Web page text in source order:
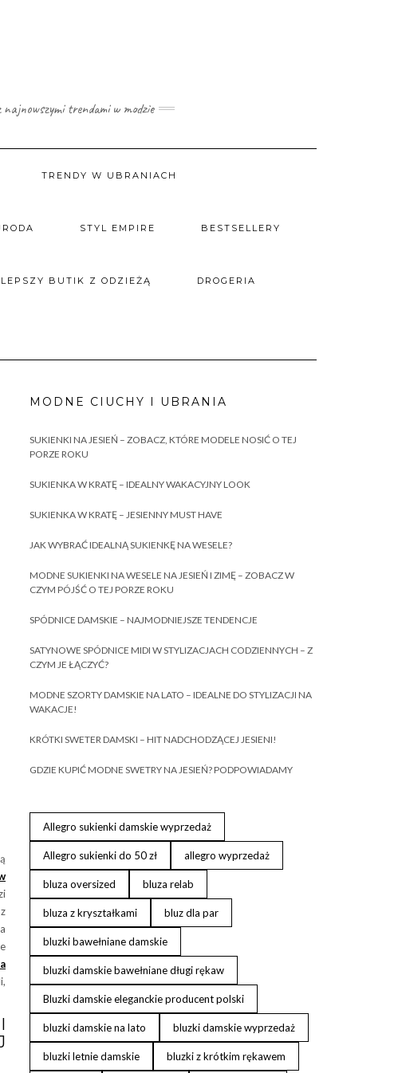
trendami w modzie
TRENDY W UBRANIACH
STYL EMPIRE BESTSELLERY
BUTIK Z ODZIEŻĄ DROGERIA
MODNE CIUCHY I UBRANIA
SUKIENKI NA JESIEŃ – ZOBACZ, KTÓRE MODELE NOSIĆ O TEJ
PORZE ROKU
SUKIENKA W KRATĘ – IDEALNY WAKACYJNY LOOK
SUKIENKA W KRATĘ – JESIENNY MUST HAVE
JAK WYBRAĆ IDEALNĄ SUKIENKĘ NA WESELE?
MODNE SUKIENKI NA WESELE NA JESIEŃ I ZIMĘ – ZOBACZ W
CZYM PÓJŚĆ O TEJ PORZE ROKU
SPÓDNICE DAMSKIE – NAJMODNIEJSZE TENDENCJE
SATYNOWE SPÓDNICE MIDI W STYLIZACJACH CODZIENNYCH – Z
CZYM JE ŁĄCZYĆ?
MODNE SZORTY DAMSKIE NA LATO – IDEALNE DO STYLIZACJI NA
WAKACJE!
KRÓTKI SWETER DAMSKI – HIT NADCHODZĄCEJ JESIENI!
GDZIE KUPIĆ MODNE SWETRY NA JESIEŃ? PODPOWIADAMY
Allegro sukienki damskie wyprzedaż
Allegro sukienki do 50 zł allegro wyprzedaż
bluza oversized bluza relab
bluza z kryształkami bluz dla par
bluzki bawełniane damskie
bluzki damskie bawełniane długi rękaw
Bluzki damskie eleganckie producent polski
bluzki damskie na lato bluzki damskie wyprzedaż
bluzki letnie damskie bluzki z krótkim rękawem